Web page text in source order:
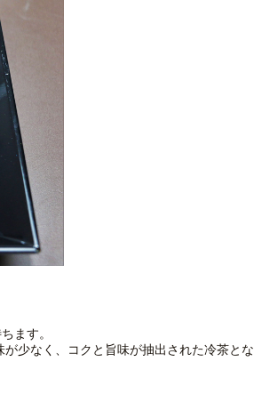
ます。
少なく、コクと旨味が抽出された冷茶とな